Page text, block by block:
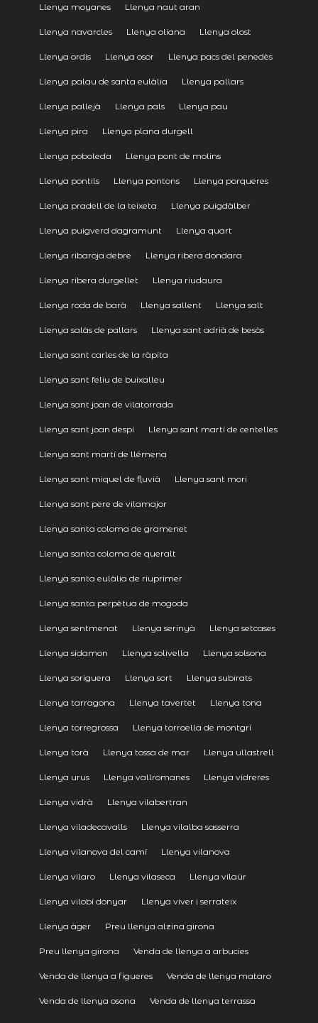
Llenya moyanes Llenya naut aran
Llenya navarcles Llenya oliana Llenya olost
Llenya ordis Llenya osor Llenya pacs del penedès
Llenya palau de santa eulàlia Llenya pallars
Llenya pallejà Llenya pals Llenya pau
Llenya pira Llenya plana durgell
Llenya poboleda Llenya pont de molins
Llenya pontils Llenya pontons Llenya porqueres
Llenya pradell de la teixeta Llenya puigdàlber
Llenya puigverd dagramunt Llenya quart
Llenya ribaroja debre Llenya ribera dondara
Llenya ribera durgellet Llenya riudaura
Llenya roda de barà Llenya sallent Llenya salt
Llenya salàs de pallars Llenya sant adrià de besòs
Llenya sant carles de la ràpita
Llenya sant feliu de buixalleu
Llenya sant joan de vilatorrada
Llenya sant joan despí Llenya sant martí de centelles
Llenya sant martí de llémena
Llenya sant miquel de fluvià Llenya sant mori
Llenya sant pere de vilamajor
Llenya santa coloma de gramenet
Llenya santa coloma de queralt
Llenya santa eulàlia de riuprimer
Llenya santa perpètua de mogoda
Llenya sentmenat Llenya serinyà Llenya setcases
Llenya sidamon Llenya solivella Llenya solsona
Llenya soriguera Llenya sort Llenya subirats
Llenya tarragona Llenya tavertet Llenya tona
Llenya torregrossa Llenya torroella de montgrí
Llenya torà Llenya tossa de mar Llenya ullastrell
Llenya urus Llenya vallromanes Llenya vidreres
Llenya vidrà Llenya vilabertran
Llenya viladecavalls Llenya vilalba sasserra
Llenya vilanova del camí Llenya vilanova
Llenya vilaro Llenya vilaseca Llenya vilaür
Llenya vilobí donyar Llenya viver i serrateix
Llenya àger Preu llenya alzina girona
Preu llenya girona Venda de llenya a arbucies
Venda de llenya a figueres Venda de llenya mataro
Venda de llenya osona Venda de llenya terrassa